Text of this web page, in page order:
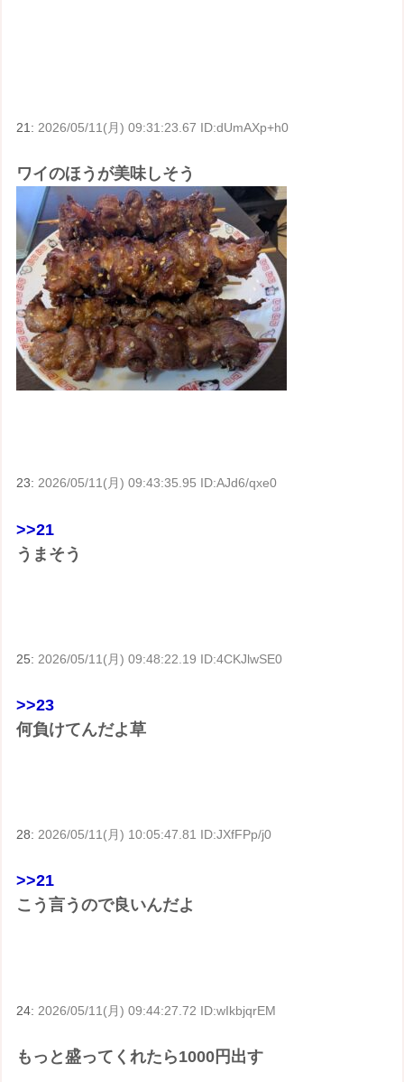
21: 2026/05/11(月) 09:31:23.67 ID:dUmAXp+h0
ワイのほうが美味しそう
23:2026/05/11(月) 09:43:35.95 ID:AJd6/qxe0
>>21
うまそう
25: 2026/05/11(月) 09:48:22.19 ID:4CKJlwSE0
>>23
何負けてんだよ草
28: 2026/05/11(月) 10:05:47.81 ID:JXfFPp/j0
>>21
こう言うので良いんだよ
24: 2026/05/11(月) 09:44:27.72 ID:wIkbjqrEM
もっと盛ってくれたら1000円出す